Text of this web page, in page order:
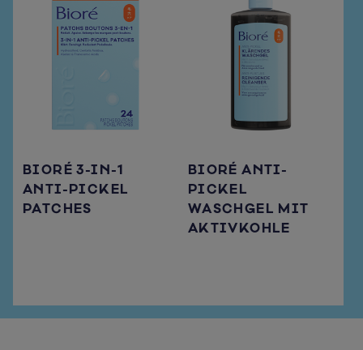
BIORÉ 3-IN-1
ANTI-PICKEL
PATCHES
BIORÉ ANTI-
PICKEL
WASCHGEL MIT
AKTIVKOHLE